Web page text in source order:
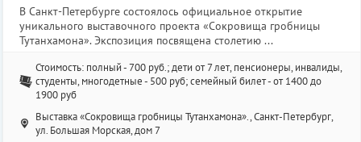
В Санкт-Петербурге состоялось официальное открытие
уникального выставочного проекта «Сокровища гробницы
Тутанхамона». Экспозиция посвящена столетию ...
Стоимость: полный - 700 руб.; дети от 7 лет, пенсионеры, инвалиды,
студенты, многодетные - 500 руб; семейный билет - от 1400 до
1900 руб
Выставка «Сокровища гробницы Тутанхамона»., Санкт-Петербург,
ул. Большая Морская, дом 7